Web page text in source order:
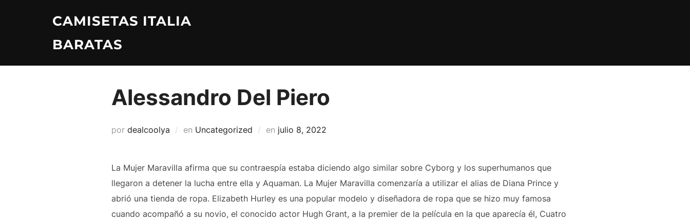
CAMISETAS ITALIA
BARATAS
Alessandro Del Piero
por dealcoolya en Uncategorized en Publicado
julio 8, 2022
La Mujer Maravilla afirma que su contraespía estaba diciendo algo similar sobre Cyborg y los superhumanos que
llegaron a detener la lucha entre ella y Aquaman. La Mujer Maravilla comenzaría a utilizar el alias de Diana Prince y
abrió una tienda de ropa. Elizabeth Hurley es una popular modelo y diseñadora de ropa que se hizo muy famosa
cuando acompañó a su novio, el conocido actor Hugh Grant, a la premier de la película en la que aparecía él, Cuatro